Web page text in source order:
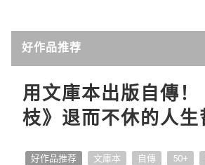
好作品推荐
最新
点点印新闻
点点手作小教室
用文庫本出版自傳！
枝》退而不休的人生
好作品推荐 文庫本 自傳 50+